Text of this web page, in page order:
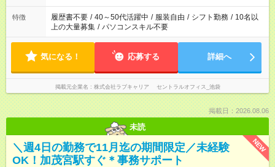
特徴 履歴書不要 / 40～50代活躍中 / 服装自由 / シフト勤務 / 10名以
上の大量募集 / パソコンスキル不要
気になる！ 応募する 詳細へ
掲載元企業名 株式会社ラブキャリア セントラルオフィス_池袋
掲載日：2026.08.06
未読
NEW
＼週4日の勤務で11月迄の期間限定／未経験
OK！加茂宮駅すぐ＊事務サポート